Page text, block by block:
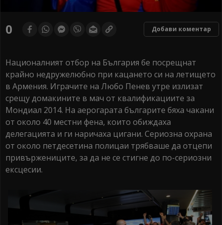
0 Добави коментар
Националният отбор на България бе посрещнат
крайно недружелюбно при кацането си на летището
в Армения. Играчите на Любо Пенев утре излизат
срещу домакините в мач от квалификациите за
Мондиал 2014. На аерогарата българите бяха чакани
от около 40 местни фена, които обиждаха
делегацията и ги наричаха цигани. Сериозна охрана
от около петдесетина полицаи трябваше да отцепи
привържениците, за да не се стигне до по-сериозни
ексцесии.